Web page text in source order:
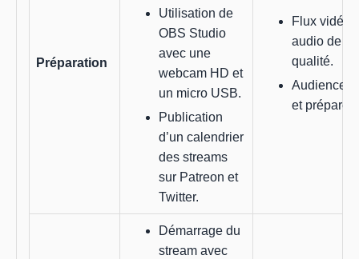
Préparation
Utilisation de
OBS Studio
avec une
webcam HD et
un micro USB.
Publication
d’un calendrier
des streams
sur Patreon et
Twitter.
Flux vidéo
audio de
qualité.
Audience
et préparée.
Démarrage du
stream avec